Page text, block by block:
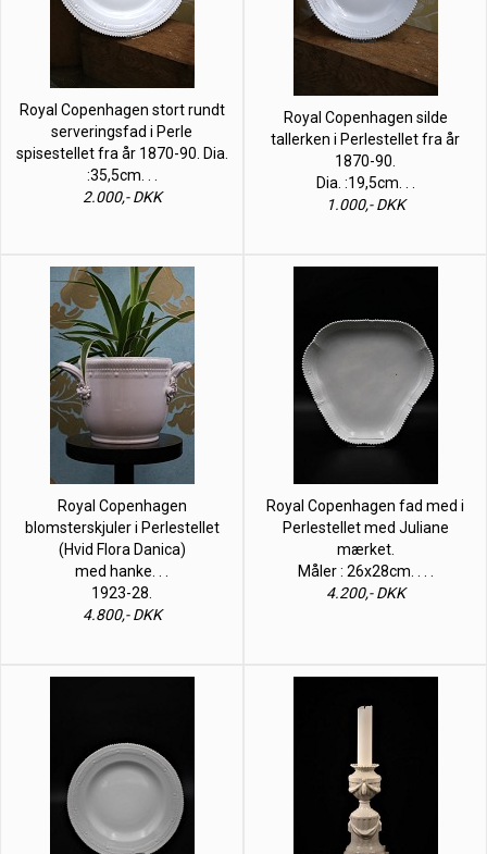
Royal Copenhagen stort rundt
serveringsfad i Perle
spisestellet fra år 1870-90. Dia.
:35,5cm. . .
2.000,- DKK
Royal Copenhagen silde
tallerken i Perlestellet fra år
1870-90.
Dia. :19,5cm. . .
1.000,- DKK
Royal Copenhagen
blomsterskjuler i Perlestellet
(Hvid Flora Danica)
med hanke. . .
1923-28.
4.800,- DKK
Royal Copenhagen fad med i
Perlestellet med Juliane
mærket.
Måler : 26x28cm. . . .
4.200,- DKK